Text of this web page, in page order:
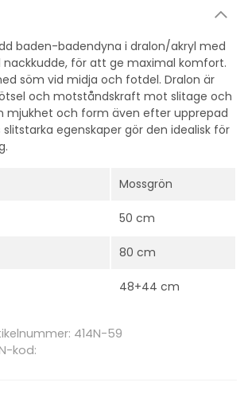
baden-badendyna i dralon/akryl med
för att ge maximal komfort.
söm vid midja och fotdel. Dralon är
och motståndskraft mot slitage och
mjukhet och form även efter upprepad
slitstarka egenskaper gör den idealisk för
Mossgrön
50 cm
80 cm
48+44 cm
414N-59
kod: